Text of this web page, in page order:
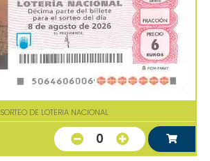
SORTEO DE LOTERIA NACIONAL
0